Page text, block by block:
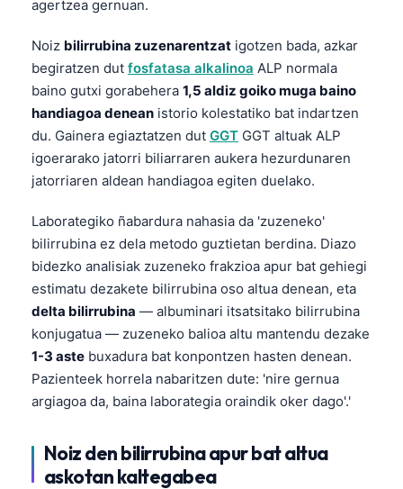
agertzea gernuan.
Noiz bilirrubina zuzenarentzat igotzen bada, azkar
begiratzen dut fosfatasa alkalinoa ALP normala
baino gutxi gorabehera 1,5 aldiz goiko muga baino
handiagoa denean istorio kolestatiko bat indartzen
du. Gainera egiaztatzen dut GGT GGT altuak ALP
igoerarako jatorri biliarraren aukera hezurdunaren
jatorriaren aldean handiagoa egiten duelako.
Laborategiko ñabardura nahasia da 'zuzeneko'
bilirrubina ez dela metodo guztietan berdina. Diazo
bidezko analisiak zuzeneko frakzioa apur bat gehiegi
estimatu dezakete bilirrubina oso altua denean, eta
delta bilirrubina — albuminari itsatsitako bilirrubina
konjugatua — zuzeneko balioa altu mantendu dezake
1-3 aste buxadura bat konpontzen hasten denean.
Pazienteek horrela nabaritzen dute: 'nire gernua
argiagoa da, baina laborategia oraindik oker dago'.'
Noiz den bilirrubina apur bat altua
askotan kaltegabea